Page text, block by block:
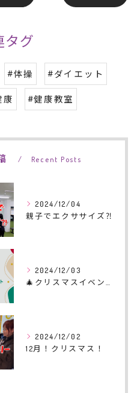
タグ
#体操 #ダイエット
康 #健康教室
Recent Posts
2024/12/04
親子でエクササイズ⁈
2024/12/03
🎄クリスマスイベントのご案内🎄
2024/12/02
12月！クリスマス！